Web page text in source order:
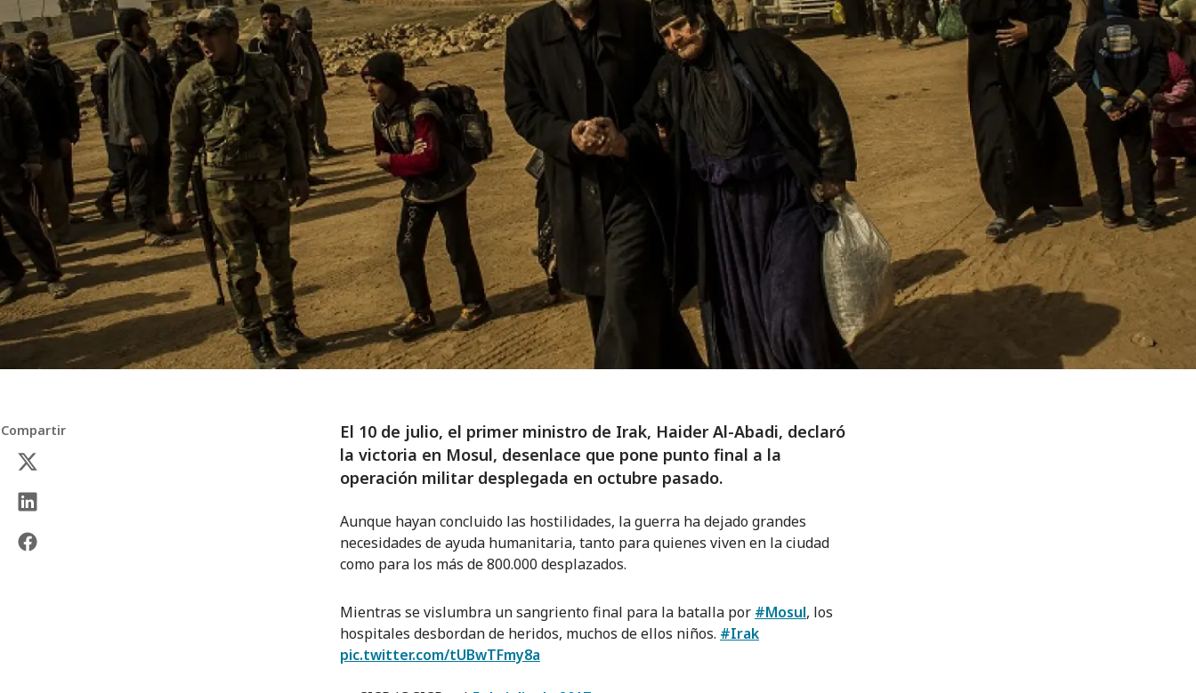
Compartir
El 10 de julio, el primer ministro de Irak, Haider Al-Abadi, declaró
la victoria en Mosul, desenlace que pone punto final a la
operación militar desplegada en octubre pasado.
Aunque hayan concluido las hostilidades, la guerra ha dejado grandes
necesidades de ayuda humanitaria, tanto para quienes viven en la ciudad
como para los más de 800.000 desplazados.
Mientras se vislumbra un sangriento final para la batalla por #Mosul, los
hospitales desbordan de heridos, muchos de ellos niños. #Irak
pic.twitter.com/tUBwTFmy8a